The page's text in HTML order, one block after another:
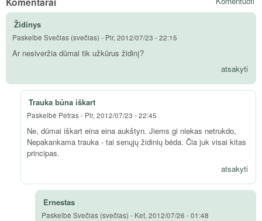
Židinys
Paskelbė Svečias (svečias) - Pir, 2012/07/23 - 22:15
Ar nesiveržia dūmai tik užkūrus židinį?
atsakyti
Trauka būna iškart
Paskelbė Petras- Pir, 2012/07/23 - 22:45
Ne, dūmai iškart eina eina aukštyn. Jiems gi niekas netrukdo,
Nepakankama trauka - tai senųjų židinių bėda. Čia juk visai kitas
principas.
atsakyti
Ernestas
Paskelbė Svečias (svečias) - Ket, 2012/07/26 - 01:48